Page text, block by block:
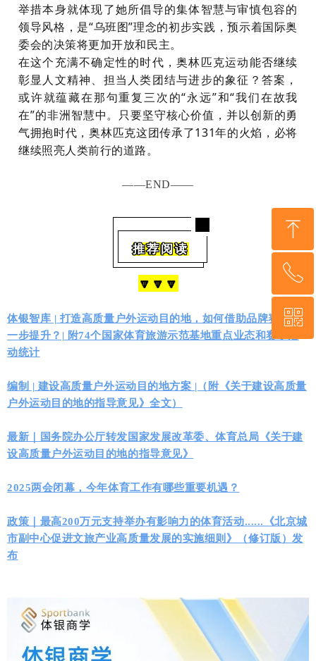
举措本身就体现了她所倡导的集体智慧与审慎包容的
领导风格，是“乌班图”理念的初步实践，预示着国际奥
委会的决策将更加开放和民主。
在这个充满不确定性的时代，奥林匹克运动能否继续
彰显人文精神、担当人类团结与进步的象征？答案，
或许就蕴藏在那句重复三次的“永远”和“我们在故我
在”的非洲智慧中。只要坚守核心价值，并以创新的勇
气拥抱时代，奥林匹克这团传承了131年的火焰，必将
继续照亮人类前行的道路。
——END——
推荐阅读
🔽🔽🔽
体银智库 | 打造高质量户外运动目的地，如何借助品牌赛事进
一步提升？| 附74个国家体育旅游示范基地重点业态和赛事活
动统计
编制 | 建设高质量户外运动目的地方案 |（附《关于建设高质量
户外运动目的地的指导意见》全文）
最新｜国务院办公厅转发国家发展改革委、体育总局《关于建
设高质量户外运动目的地的指导意见》
2025两会闭幕，今年体育工作有哪些重要机遇？
政策｜最高200万元支持举办有影响力的体育活动......《北京城
市副中心促进文旅产业高质量发展的实施细则》（修订版）发
布
ꁸ
回到顶部
ꂅ
13810199554
ꀥ